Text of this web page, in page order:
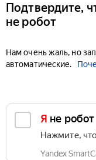
Подтвердите,
не робот
Нам очень жаль, но
автоматические.
Я не робот
Нажмите,
Yandex